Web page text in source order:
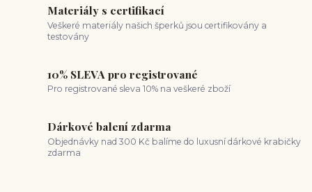
Materiály s certifikací
Veškeré materiály našich šperků jsou certifikovány a
testovány
10% SLEVA pro registrované
Pro registrované sleva 10% na veškeré zboží
Dárkové balení zdarma
Objednávky nad 300 Kč balíme do luxusní dárkové krabičky
zdarma